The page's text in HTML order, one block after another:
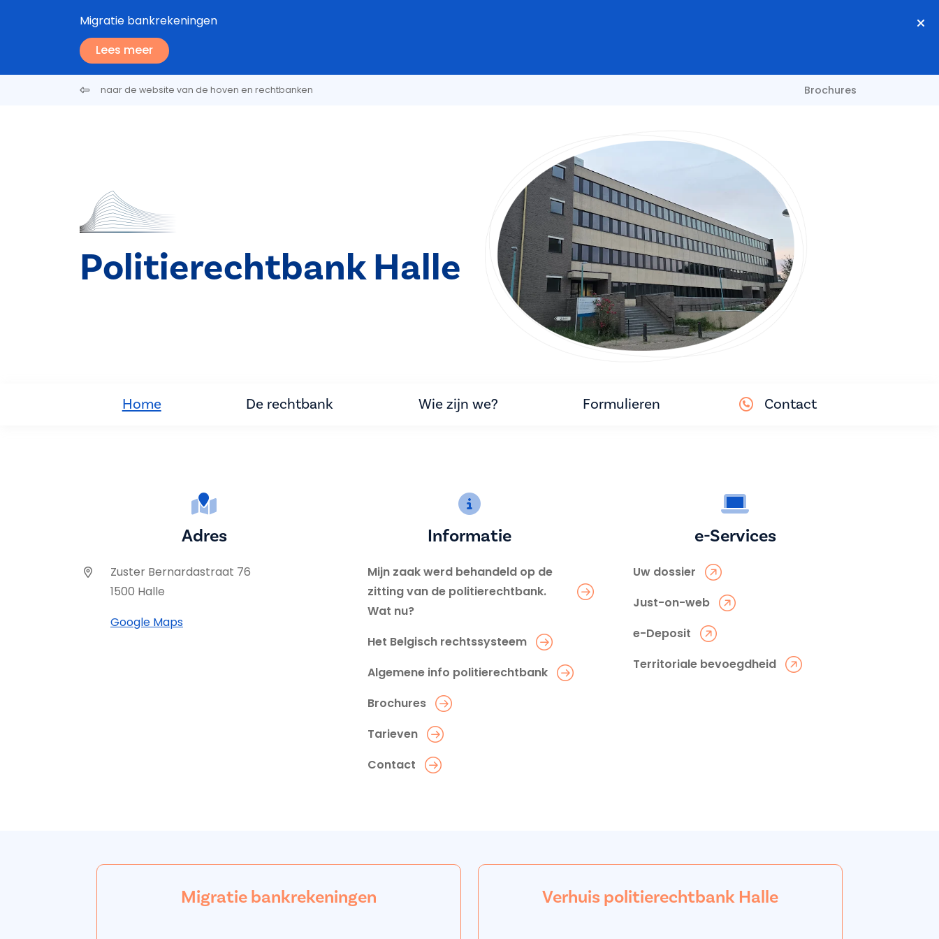
Migratie bankrekeningen
Lees meer
naar de website van de hoven en rechtbanken Brochures
Politierechtbank Halle
Home De rechtbank Wie zijn we? Formulieren Contact
Adres
Zuster Bernardastraat 76
1500 Halle
Google Maps
Informatie
Mijn zaak werd behandeld op de
zitting van de politierechtbank.
Wat nu?
Het Belgisch rechtssysteem
Algemene info politierechtbank
Brochures
Tarieven
Contact
e-Services
Uw dossier
Just-on-web
e-Deposit
Territoriale bevoegdheid
Migratie bankrekeningen Verhuis politierechtbank Halle